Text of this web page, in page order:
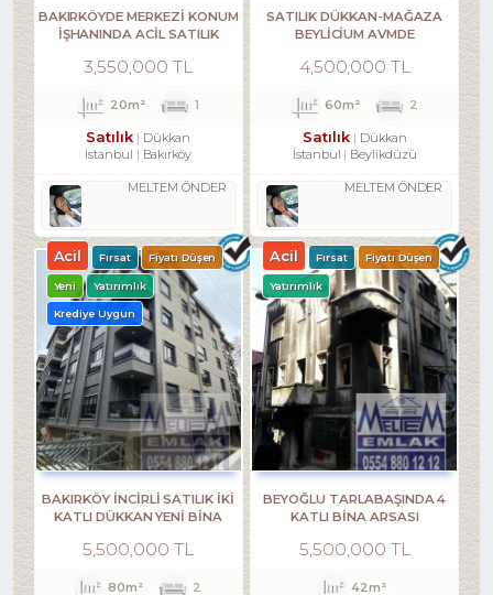
BAKIRKÖYDE MERKEZİ KONUM
İŞHANINDA ACİL SATILIK
3,550,000 TL
20m² 1
Satılık
Dükkan
İstanbul
Bakırköy
MELTEM ÖNDER
SATILIK DÜKKAN-MAĞAZA
BEYLİCİUM AVMDE
4,500,000 TL
60m² 2
Satılık
Dükkan
İstanbul
Beylikdüzü
MELTEM ÖNDER
Acil Fırsat Fiyatı Düşen
Yeni Yatırımlık
Krediye Uygun
BAKIRKÖY İNCİRLİ SATILIK İKİ
KATLI DÜKKAN YENİ BİNA
5,500,000 TL
80m² 2
Acil Fırsat Fiyatı Düşen
Yatırımlık
BEYOĞLU TARLABAŞINDA 4
KATLI BINA ARSASI
5,500,000 TL
42m²